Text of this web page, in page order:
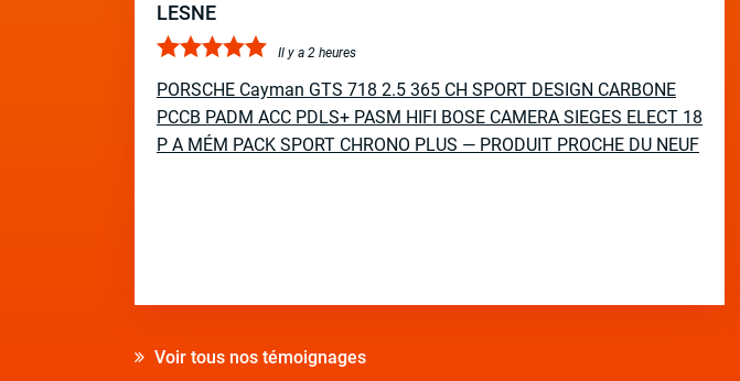
LESNE
Il y a 2 heures
PORSCHE Cayman GTS 718 2.5 365 CH SPORT DESIGN CARBONE
PCCB PADM ACC PDLS+ PASM HIFI BOSE CAMERA SIEGES ELECT 18
P A MÉM PACK SPORT CHRONO PLUS — PRODUIT PROCHE DU NEUF
Voir tous nos témoignages